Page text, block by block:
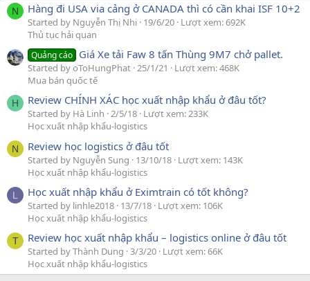
N Hàng đi USA via cảng ở CANADA thì có cần khai ISF 10+2
Started by Nguyễn Thị Nhi 19/6/20 Lượt xem: 692K
Thủ tục hải quan
Quảng cáo Giá Xe tải Faw 8 tấn Thùng 9M7 chở pallet.
Started by oToHungPhat 25/1/21
Lượt xem: 468K
Mua bán quốc tế
H Review CHÍNH XÁC học xuất nhập khẩu ở đâu tốt?
Started by Hà Linh 2/5/18 Lượt xem: 233K
Học xuất nhập khẩu-logistics
N Review học logistics ở đâu tốt
Started by Nguyễn Sung 13/10/18 Lượt xem: 143K
Học xuất nhập khẩu-logistics
L Học xuất nhập khẩu ở Eximtrain có tốt không?
Started by linhle2018 13/7/18 Lượt xem: 106K
Học xuất nhập khẩu-logistics
T Review học xuất nhập khẩu – logistics online ở đâu tốt
Started by Thành Dung 3/3/20 Lượt xem: 66K
Học xuất nhập khẩu-logistics